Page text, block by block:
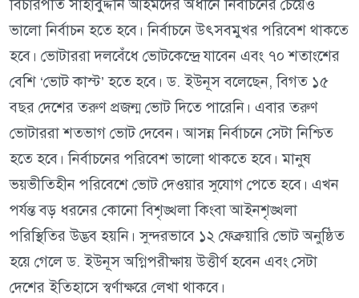
বিচারপতি সাহাবুদ্দীন আহমদের অধীনে নির্বাচনের চেয়েও
ভালো নির্বাচন হতে হবে। নির্বাচনে উৎসবমুখর পরিবেশ থাকতে
হবে। ভোটাররা দলবেঁধে ভোটকেন্দ্রে যাবেন এবং ৭০ শতাংশের
বেশি ‘ভোট কাস্ট’ হতে হবে। ড. ইউনূস বলেছেন, বিগত ১৫
বছর দেশের তরুণ প্রজন্ম ভোট দিতে পারেনি। এবার তরুণ
ভোটাররা শতভাগ ভোট দেবেন। আসন্ন নির্বাচনে সেটা নিশ্চিত
হতে হবে। নির্বাচনের পরিবেশ ভালো থাকতে হবে। মানুষ
ভয়ভীতিহীন পরিবেশে ভোট দেওয়ার সুযোগ পেতে হবে। এখন
পর্যন্ত বড় ধরনের কোনো বিশৃঙ্খলা কিংবা আইনশৃঙ্খলা
পরিস্থিতির উদ্ভব হয়নি। সুন্দরভাবে ১২ ফেব্রুয়ারি ভোট অনুষ্ঠিত
হয়ে গেলে ড. ইউনূস অগ্নিপরীক্ষায় উত্তীর্ণ হবেন এবং সেটা
দেশের ইতিহাসে স্বর্ণাক্ষরে লেখা থাকবে।